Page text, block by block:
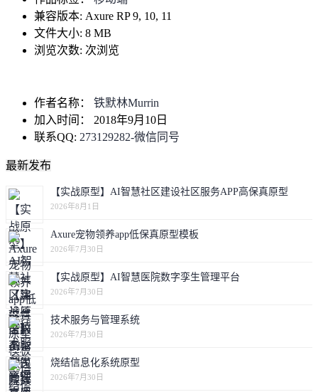
兼容版本: Axure RP 9, 10, 11
文件大小: 8 MB
浏览次数: 次浏览
作者名称：
铁默林Murrin
加入时间：
2018年9月10日
联系QQ: 273129282-微信同号
最新发布
【实战原型】AI智慧社区建设社区服务APP高保真原型
2026年8月1日
Axure宠物领养app低保真原型模板
2026年7月30日
【实战原型】AI智慧医院数字孪生管理平台
2026年7月30日
技术服务与管理系统
2026年7月30日
烧结信息化系统原型
2026年7月30日